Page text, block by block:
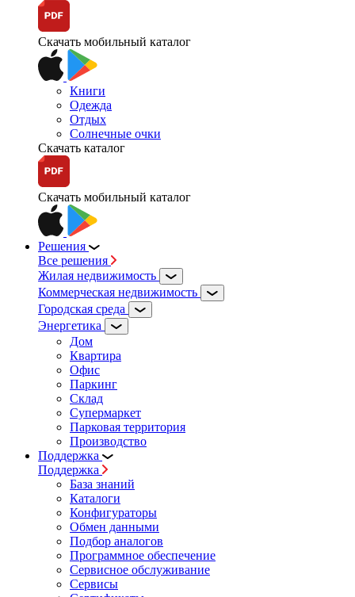
Скачать мобильный каталог
Книги
Одежда
Отдых
Солнечные очки
Скачать каталог
Скачать мобильный каталог
Решения
Все решения
Жилая недвижимость
Коммерческая недвижимость
Городская среда
Энергетика
Дом
Квартира
Офис
Паркинг
Склад
Супермаркет
Парковая территория
Производство
Поддержка
Поддержка
База знаний
Каталоги
Конфигураторы
Обмен данными
Подбор аналогов
Программное обеспечение
Сервисное обслуживание
Сервисы